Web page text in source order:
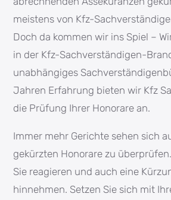
meistens von Kfz-
Doch da kommen wir ins Spiel –
in der Kfz-Sachverständigen-
unabhängiges
Jahren Erfahrung bieten wir Kfz
die Prüfung Ihrer Honorare an.
Immer mehr Gerichte sehen sich
gekürzten Honorare zu
Sie reagieren und auch eine
hinnehmen. Setzen Sie sich mit